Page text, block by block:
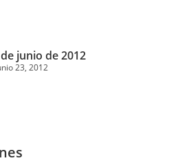
junio de 2012
23, 2012